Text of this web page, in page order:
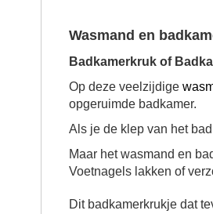
Wasmand en
Badkamerkruk of
Op deze veelzijdige
opgeruimde badkamer.
Als je de klep van het
Maar het wasmand en
Voetnagels lakken of
Dit badkamerkrukje dat